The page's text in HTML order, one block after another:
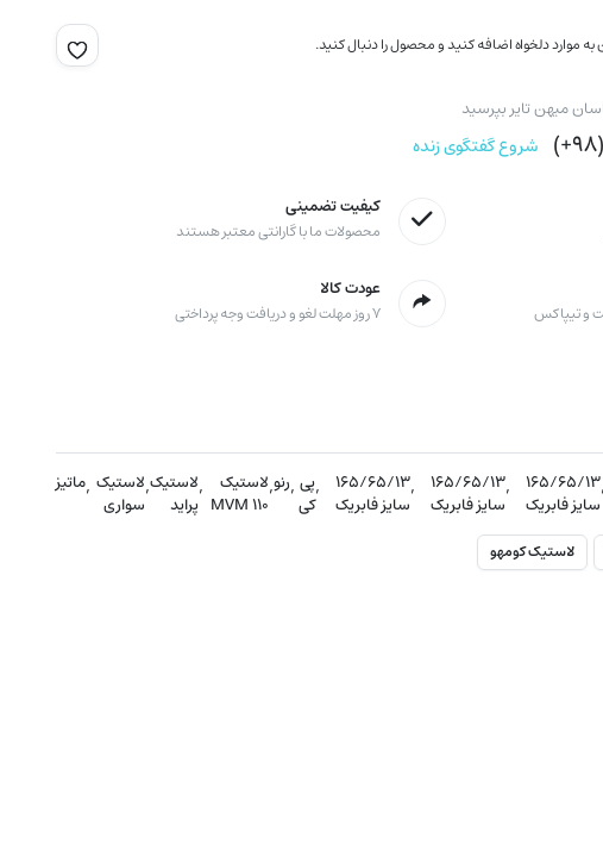
موارد دلخواه اضافه کنید و محصول را دنبال کنید.
میهن تایر بپرسید
شروع گفتگوی زنده
کیفیت تضمینی
محصولات ما با گارانتی معتبر هستند
و تیپاکس
عودت کالا
۷ روز مهلت لغو و دریافت وجه پرداختی
,۱۶۵/۶۵/۱۳
سایز فابریک
,۱۶۵/۶۵/۱۳
سایز فابریک
,۱۶۵/۶۵/۱۳
سایز فابریک
,پی
کی
,رنو,لاستیک
MVM 110
,لاستیک
پراید
,لاستیک
سواری
,ماتیز
لاستیک کومهو